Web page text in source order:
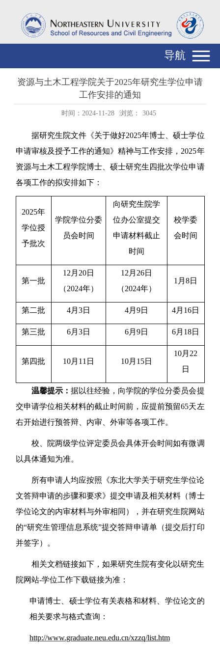
导航
资源与土木工程学院关于2025年研究生学位申请
工作安排的通知
时间：2024-11-28 浏览： 3045
据研究生院文件《关于做好2025年博士、硕士学位
申请审核及授予工作的通知》精神与工作安排，2025年
资源与土木工程学院博士、硕士研究生四批次学位申请
各项工作的拟安排如下：
2025年
学位授
予批次
学院学位分委
员会时间
向研究生院学
位办公室提交
申请材料截止
时间
校学委
会时间
第一批
12月 20日
（2024年）
12月 26日
（2024年）
1月8日
第二批 4月3日 4月9日 4月16日
第三批 6月3日 6月9日 6月18日
第四批 10月 11 日 10月 15日
10月 22
日
温馨提示： 据以往经验，向学院的学位分委员会提
交申请学位相关材料的截止时间前，应提前预留65天左
右开始进行预答辩、内审、外审等各项工作。
校、院两级学位评定委员会具体开会时间如有微调
以具体通知为准。
所有申请人均应按照《东北大学关于研究生学位论
文答辩申请的步骤和要求》提交申请及相关材料（博士
学位论文的内审材料与外审相同），并在研究生院网站
的“研究生管理信息系统”提交答辩申请单（提交后打印
并签字）。
相关文档链接如下，如果研究生院有变化以研究生
院网站-学位工作下载链接为准：
申请博士、硕士学位有关表格和材料、学位论文的
相关要求与格式查询：
http://www.graduate.neu.edu.cn/xzzq/list.htm